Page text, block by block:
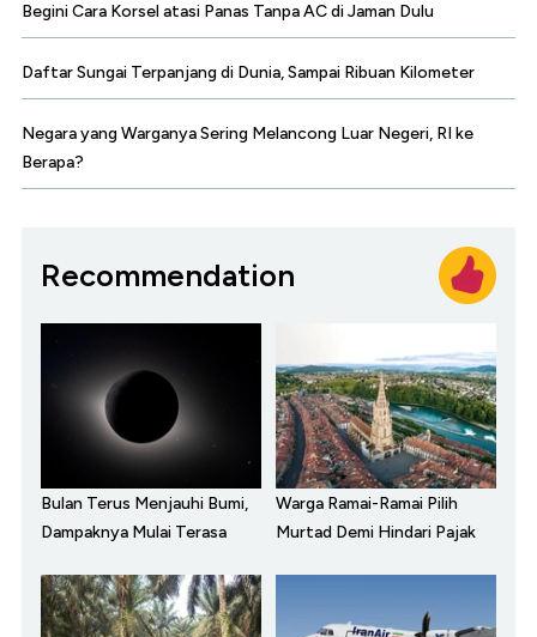
Begini Cara Korsel atasi Panas Tanpa AC di Jaman Dulu
Daftar Sungai Terpanjang di Dunia, Sampai Ribuan Kilometer
Negara yang Warganya Sering Melancong Luar Negeri, RI ke
Berapa?
Recommendation
Bulan Terus Menjauhi Bumi,
Dampaknya Mulai Terasa
Warga Ramai-Ramai Pilih
Murtad Demi Hindari Pajak